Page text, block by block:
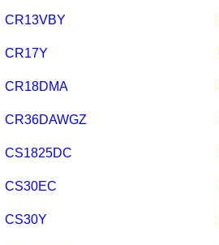
CR13VBY
CR17Y
CR18DMA
CR36DAWGZ
CS1825DC
CS30EC
CS30Y